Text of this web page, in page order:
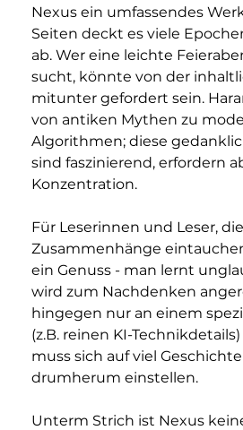
Nexus ein umfassendes
Seiten deckt es viele
ab. Wer eine leichte
sucht, könnte von der
mitunter gefordert sein.
von antiken Mythen zu
Algorithmen; diese
sind faszinierend, erfordern
Konzentration.
Für Leserinnen und Leser,
Zusammenhänge
ein Genuss - man lernt
wird zum Nachdenken
hingegen nur an einem
(z.B. reinen KI-
muss sich auf viel
drumherum einstellen.
Unterm Strich ist Nexus